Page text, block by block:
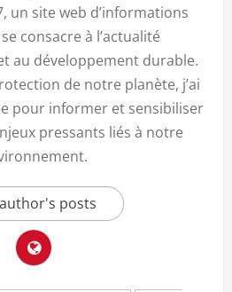
un site web d’informations
consacre à l’actualité
au développement durable.
de notre planète, j’ai
pour informer et sensibiliser
pressants liés à notre
posts